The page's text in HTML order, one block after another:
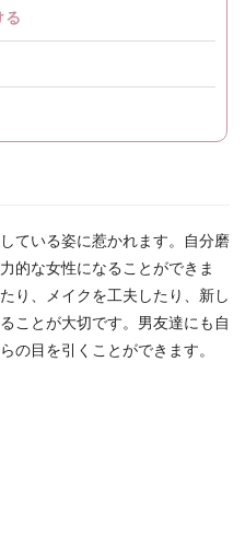
る
ている姿に惹かれます。自分磨
的な女性になることができま
り、メイクを工夫したり、新し
ことが大切です。男友達にも自
の目を引くことができます。